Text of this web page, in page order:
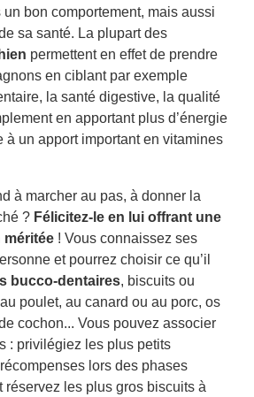
bon comportement, mais aussi
sa santé. La plupart des
permettent en effet de prendre
en ciblant par exemple
la santé digestive, la qualité
en apportant plus d’énergie
à un apport important en vitamines
à marcher au pas, à donner la
? Félicitez-le en lui offrant une
méritée ! Vous connaissez ses
et pourrez choisir ce qu’il
bucco-dentaires, biscuits ou
poulet, au canard ou au porc, os
cochon... Vous pouvez associer
: privilégiez les plus petits
lors des phases
réservez les plus gros biscuits à